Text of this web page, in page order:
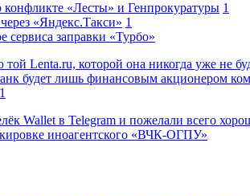
«Лесты» и Генпрокуратуры 1
«Яндекс.Такси» 1
заправки «Турбо»
Lenta.ru, которой она никогда уже не
будет лишь финансовым акционером
1
Wallet в Telegram и пожелали всего
иноагентского «ВЧК-ОГПУ»